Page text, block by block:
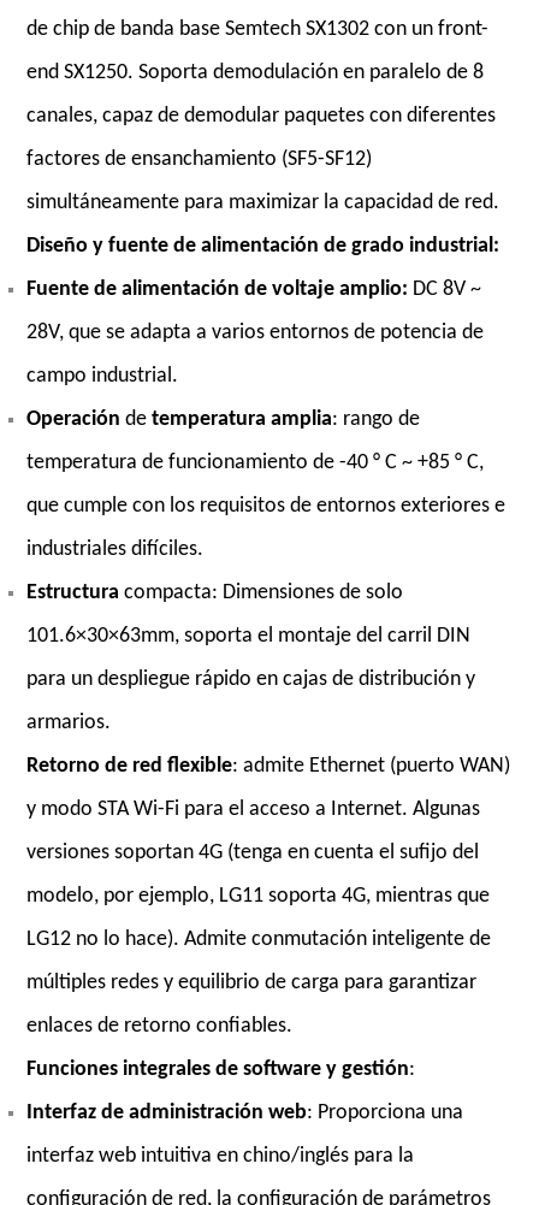
de chip de banda base Semtech SX1302 con un front-
end SX1250. Soporta demodulación en paralelo de 8
canales, capaz de demodular paquetes con diferentes
factores de ensanchamiento (SF5-SF12)
simultáneamente para maximizar la capacidad de red.
Diseño y fuente de alimentación de grado industrial:
Fuente de alimentación de voltaje amplio: DC 8V ~
28V, que se adapta a varios entornos de potencia de
campo industrial.
Operación detemperatura amplia: rango de
temperatura de funcionamiento de -40 ° C ~ +85 ° C,
que cumple con los requisitos de entornos exteriores e
industriales difíciles.
Estructura compacta: Dimensiones de solo
101.6×30×63mm, soporta el montaje del carril DIN
para un despliegue rápido en cajas de distribución y
armarios.
Retorno de red flexible: admite Ethernet (puerto WAN)
y modo STA Wi-Fi para el acceso a Internet. Algunas
versiones soportan 4G (tenga en cuenta el sufijo del
modelo, por ejemplo, LG11 soporta 4G, mientras que
LG12 no lo hace). Admite conmutación inteligente de
múltiples redes y equilibrio de carga para garantizar
enlaces de retorno confiables.
Funciones integrales de software y gestión:
Interfaz de administración web: Proporciona una
interfaz web intuitiva en chino/inglés para la
configuración de red, la configuración de parámetros